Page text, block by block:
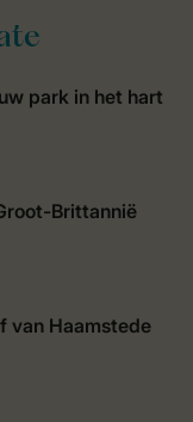
park in het hart
Brittannië
van Haamstede